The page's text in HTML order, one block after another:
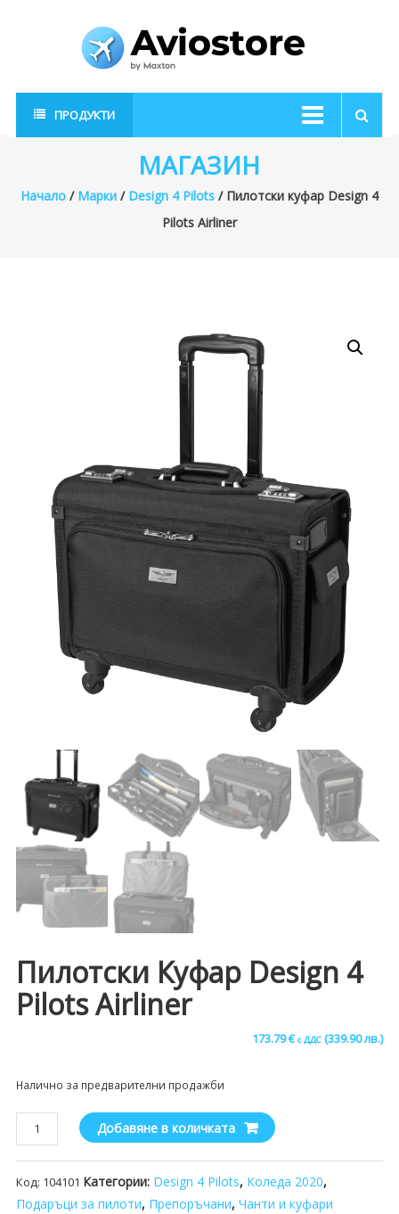
AvioStore
Авиационен
магазин
ПРОДУКТИ
МАГАЗИН
Начало/ Марки/ Design 4 Pilots/ Пилотски куфар Design 4
Pilots Airliner
Пилотски Куфар Design 4
Pilots Airliner
173.79€ с ДДС (339.90 лв.)
Налично за предварителни продажби
количество
за
Пилотски
куфар
Design
Добавяне в количката
Код: 104101 Категории: Design 4 Pilots, Коледа 2020,
Подаръци за пилоти, Препоръчани, Чанти и куфари